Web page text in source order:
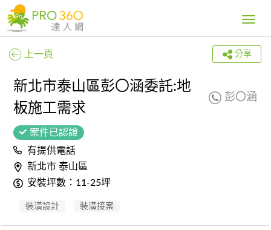
Toggle
上一頁 分享
新北市泰山區彭〇涵委託:地
板施工需求
彭〇涵
案件已認證
有提供電話
新北市 泰山區
安裝坪數：11-25坪
裝潢設計 裝潢接案